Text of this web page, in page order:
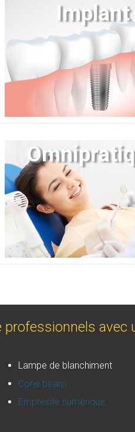
Implant
professionnels avec
Lampe de blanchiment
Cone beam
Empreinte numérique